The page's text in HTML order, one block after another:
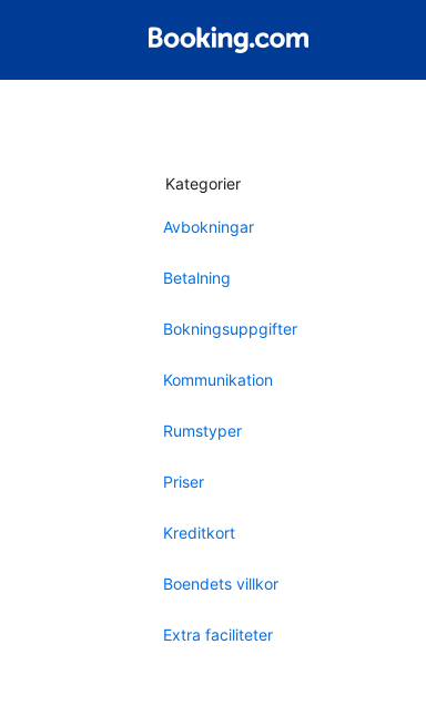
Kategorier
Avbokningar
Betalning
Bokningsuppgifter
Kommunikation
Rumstyper
Priser
Kreditkort
Boendets villkor
Extra faciliteter